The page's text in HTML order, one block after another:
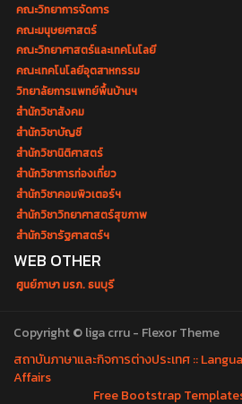
คณะวิทยาการจัดการ
คณะมนุษยศาสตร์
คณะวิทยาศาสตร์และเทคโนโลยี
คณะเทคโนโลยีอุตสาหกรรม
วิทยาลัยการแพทย์พื้นบ้านฯ
สำนักวิชาสังคม
สำนักวิชาบัญชี
สำนักวิชานิติศาสตร์
สำนักวิชาการท่องเที่ยว
สำนักวิชาคอมพิวเตอร์ฯ
สำนักวิชาวิทยาศาสตร์สุขภาพ
สำนักวิชารัฐศาสตร์ฯ
WEB OTHER
ศูนย์ภาษา มรภ. ธนบุรี
Copyright © liga crru - Flexor Theme
สถาบันภาษาและกิจการต่างประเทศ ::
Affairs
Free Bootstrap